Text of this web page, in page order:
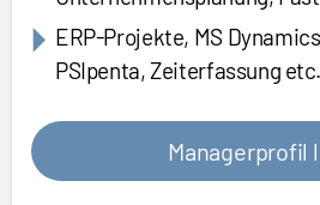
ERP-Projekte, MS
PSIpenta, Zeiterfassung etc.
Managerprofil